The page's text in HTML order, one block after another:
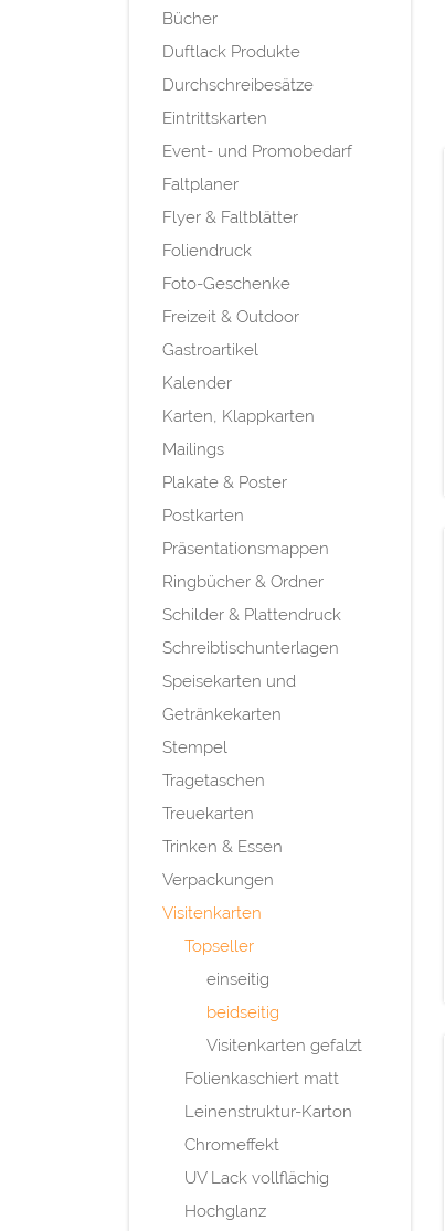
Bücher
Duftlack Produkte
Durchschreibesätze
Eintrittskarten
Event- und Promobedarf
Faltplaner
Flyer & Faltblätter
Foliendruck
Foto-Geschenke
Freizeit & Outdoor
Gastroartikel
Kalender
Karten, Klappkarten
Mailings
Plakate & Poster
Postkarten
Präsentationsmappen
Ringbücher & Ordner
Schilder & Plattendruck
Schreibtischunterlagen
Speisekarten und
Getränkekarten
Stempel
Tragetaschen
Treuekarten
Trinken & Essen
Verpackungen
Visitenkarten
Topseller
einseitig
beidseitig
Visitenkarten gefalzt
Folienkaschiert matt
Leinenstruktur-Karton
Chromeffekt
UV Lack vollflächig
Hochglanz